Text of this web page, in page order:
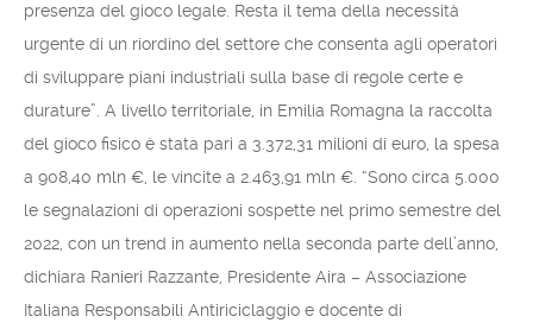
presenza del gioco legale. Resta il tema della necessità
urgente di un riordino del settore che consenta agli operatori
di sviluppare piani industriali sulla base di regole certe e
durature”. A livello territoriale, in Emilia Romagna la raccolta
del gioco fisico è stata pari a 3.372,31 milioni di euro, la spesa
a 908,40 mln €, le vincite a 2.463,91 mln €. “Sono circa 5.000
le segnalazioni di operazioni sospette nel primo semestre del
2022, con un trend in aumento nella seconda parte dell’anno,
dichiara Ranieri Razzante, Presidente Aira – Associazione
Italiana Responsabili Antiriciclaggio e docente di